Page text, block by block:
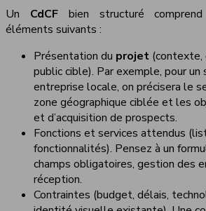
Un CdCF bien structuré
éléments suivants :
Présentation du projet (contexte,
public cible). Par exemple, pour un
entreprise locale, on précisera le
zone géographique ciblée et les
et d’acquisition de prospects.
Fonctions et services attendus
fonctionnalités). Pensez à un
champs obligatoires, gestion des
réception.
Contraintes (budget, délais,